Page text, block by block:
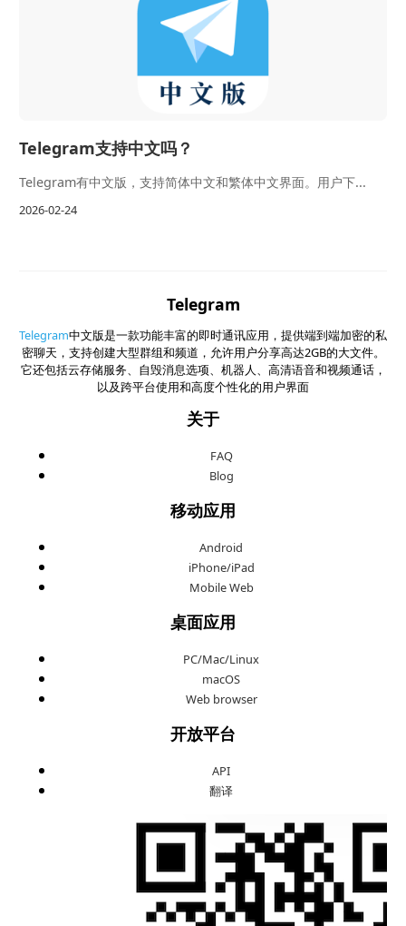
Telegram支持中文吗？
Telegram有中文版，支持简体中文和繁体中文界面。用户下...
2026-02-24
Telegram
Telegram中文版是一款功能丰富的即时通讯应用，提供端到端加密的私
密聊天，支持创建大型群组和频道，允许用户分享高达2GB的大文件。
它还包括云存储服务、自毁消息选项、机器人、高清语音和视频通话，
以及跨平台使用和高度个性化的用户界面
关于
FAQ
Blog
移动应用
Android
iPhone/iPad
Mobile Web
桌面应用
PC/Mac/Linux
macOS
Web browser
开放平台
API
翻译